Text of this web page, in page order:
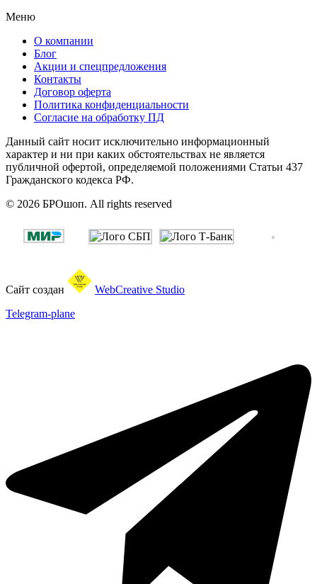
Меню
О компании
Блог
Акции и спецпредложения
Контакты
Договор оферта
Политика конфиденциальности
Согласие на обработку ПД
Данный сайт носит исключительно информационный
характер и ни при каких обстоятельствах не является
публичной офертой, определяемой положениями Статьи 437
Гражданского кодекса РФ.
© 2026 БРОшоп. All rights reserved
Сайт создан
WebCreative Studio
Telegram-plane